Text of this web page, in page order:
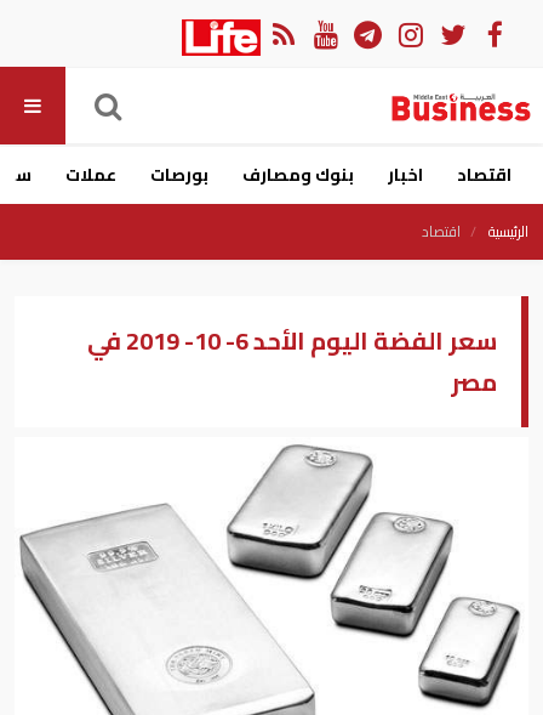
اقتصاد اخبار بنوك ومصارف بورصات عملات
الرئيسية اقتصاد
سعر الفضة اليوم الأحد 6- 10- 2019 في
مصر